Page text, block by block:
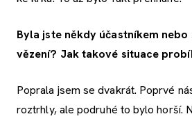
Byla jste někdy účastníkem
vězení? Jak takové situace
Poprala jsem se dvakrát. Poprvé
roztrhly, ale podruhé to bylo horší.